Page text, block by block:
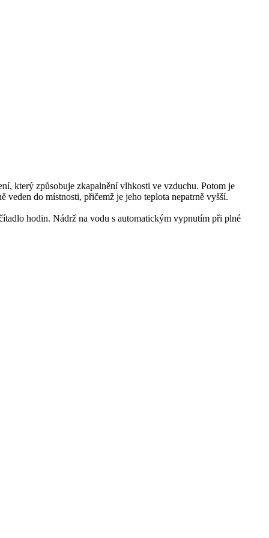
který způsobuje zkapalnění vlhkosti ve vzduchu. Potom je
veden do místnosti, přičemž je jeho teplota nepatrně vyšší.
hodin. Nádrž na vodu s automatickým vypnutím při plné